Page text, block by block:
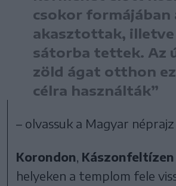
csokor formájában
akasztottak, illetve
sátorba tettek. Az
zöld ágat otthon
célra használták”
– olvassuk a Magyar
Korondon Kászonfeltízen
helyeken a templom fele